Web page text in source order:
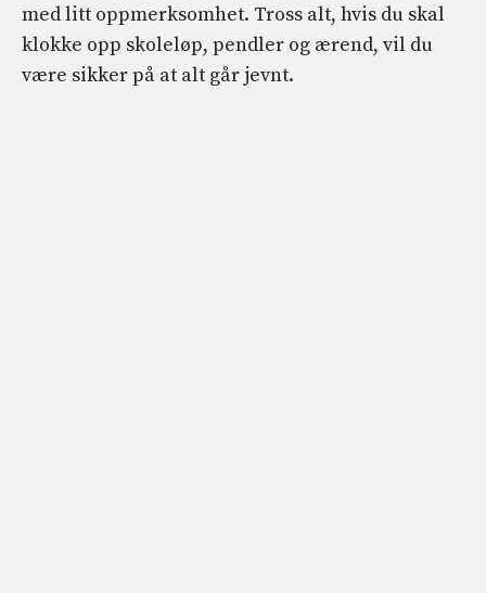
med litt oppmerksomhet. Tross alt, hvis du skal
klokke opp skoleløp, pendler og ærend, vil du
være sikker på at alt går jevnt.